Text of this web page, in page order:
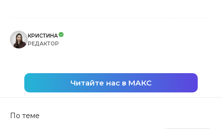
КРИСТИНА
РЕДАКТОР
Читайте нас в МАКС
По теме